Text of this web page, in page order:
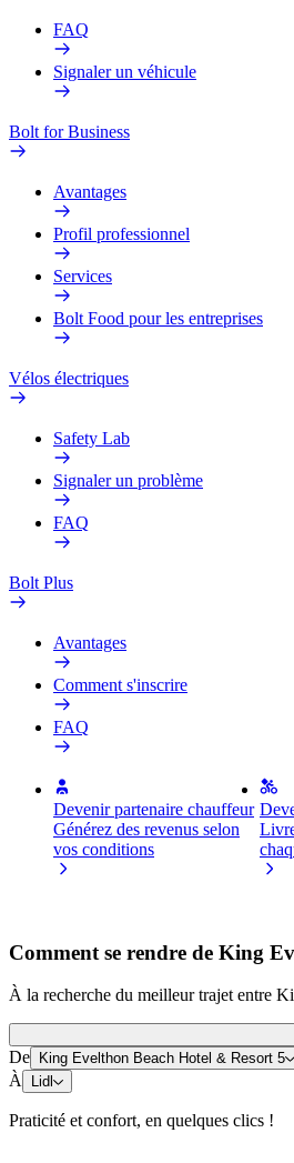
FAQ
Signaler un véhicule
Bolt for Business
Avantages
Profil professionnel
Services
Bolt Food pour les entreprises
Vélos électriques
Safety Lab
Signaler un problème
FAQ
Bolt Plus
Avantages
Comment s'inscrire
FAQ
Devenir partenaire chauffeur
Générez des revenus selon
vos conditions
Comment se rendre de King
À la recherche du meilleur trajet entre
De King Evelthon Beach Hotel & Resort 5
À Lidl
Praticité et confort, en quelques clics !